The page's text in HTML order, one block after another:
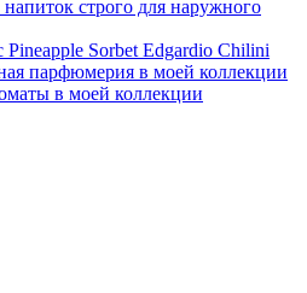
строго для наружного
Pineapple Sorbet Edgardio Chilini
парфюмерия в моей коллекции
в моей коллекции